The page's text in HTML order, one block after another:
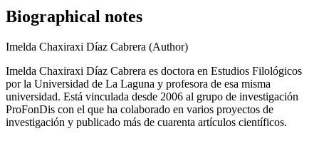
Biographical notes
Imelda Chaxiraxi Díaz Cabrera (Author)
Imelda Chaxiraxi Díaz Cabrera es doctora en Estudios Filológicos
por la Universidad de La Laguna y profesora de esa misma
universidad. Está vinculada desde 2006 al grupo de investigación
ProFonDis con el que ha colaborado en varios proyectos de
investigación y publicado más de cuarenta artículos científicos.